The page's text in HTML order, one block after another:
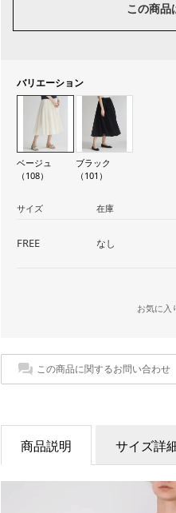
この商品
バリエーション
ベージュ
（108）
ブラック
（101）
サイズ 在庫
FREE なし
お気に入
この商品に関するお問い合わせ
商品説明 サイズ詳